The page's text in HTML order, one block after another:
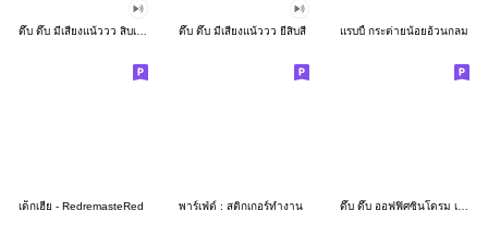
ดึ๊บ ดึ๊บ มีเสียงแน้ววว ยี่สิบสี่ แรบบี้ กระต่ายน้อยอ้วนกลม
เด็กเฮีย - RedremasteRed พาร์เฟ่ต์ : สติกเกอร์ทำงาน ดึ๊บ ดึ๊บ ออฟฟิศซินโดรม เจ็ด